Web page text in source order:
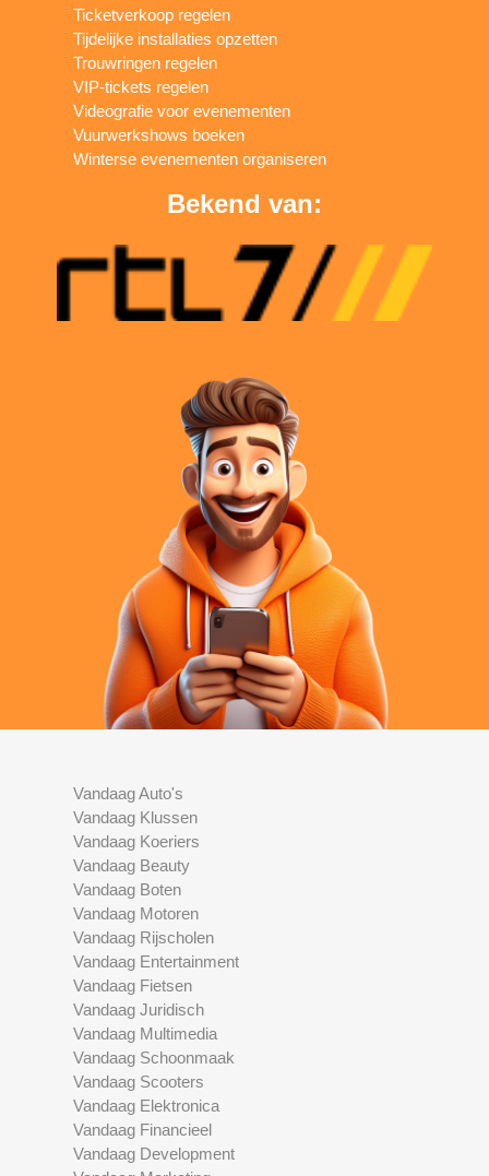
Ticketverkoop regelen
Tijdelijke installaties opzetten
Trouwringen regelen
VIP-tickets regelen
Videografie voor evenementen
Vuurwerkshows boeken
Winterse evenementen organiseren
Bekend van:
Vandaag Auto's
Vandaag Klussen
Vandaag Koeriers
Vandaag Beauty
Vandaag Boten
Vandaag Motoren
Vandaag Rijscholen
Vandaag Entertainment
Vandaag Fietsen
Vandaag Juridisch
Vandaag Multimedia
Vandaag Schoonmaak
Vandaag Scooters
Vandaag Elektronica
Vandaag Financieel
Vandaag Development